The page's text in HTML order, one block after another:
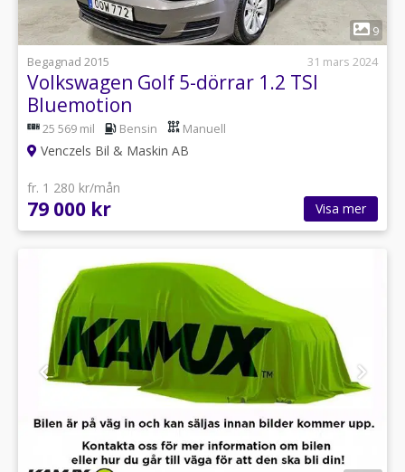
1
9
Begagnad 2015
31 mars 2024
Volkswagen Golf 5-dörrar 1.2 TSI
Bluemotion
25 569 mil Bensin Manuell
Venczels Bil & Maskin AB
fr. 1 280 kr/mån
79 000 kr Visa mer